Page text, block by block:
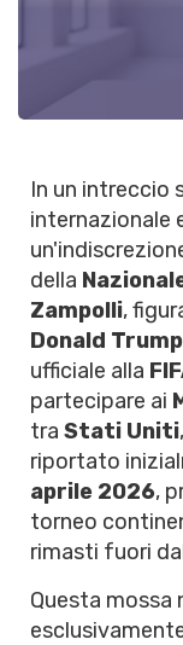
In un intreccio
internazionale
della
Zampolli,
Donald Trump
ufficiale alla
partecipare ai
tra Stati Uniti,
riportato
aprile 2026,
torneo
rimasti fuori
Questa